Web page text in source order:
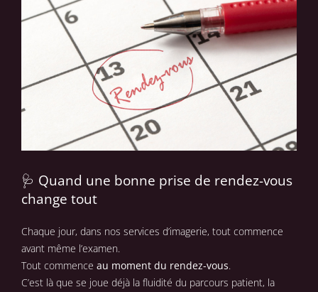
🩺 Quand une bonne prise de rendez-vous
change tout
Chaque jour, dans nos services d’imagerie, tout commence
avant même l’examen.
Tout commence au moment du rendez-vous.
C’est là que se joue déjà la fluidité du parcours patient, la